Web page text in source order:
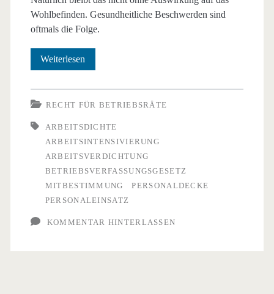
Wohlbefinden. Gesundheitliche Beschwerden sind
oftmals die Folge.
Weiterlesen
sich
mehr
Mitbestimmung
bei
der
RECHT FÜR BETRIEBSRÄTE
ARBEITSDICHTE
ARBEITSINTENSIVIERUNG
ARBEITSVERDICHTUNG
BETRIEBSVERFASSUNGSGESETZ
MITBESTIMMUNG
PERSONALDECKE
PERSONALEINSATZ
KOMMENTAR HINTERLASSEN